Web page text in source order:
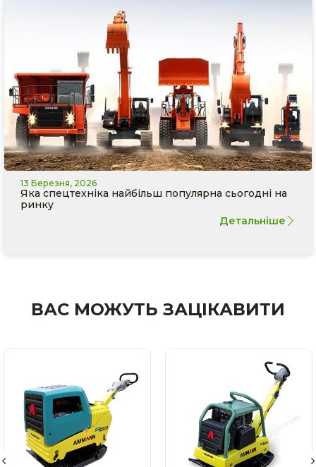
13 Березня, 2026
Яка спецтехніка найбільш популярна сьогодні на
ринку
Детальніше
ВАС МОЖУТЬ ЗАЦІКАВИТИ